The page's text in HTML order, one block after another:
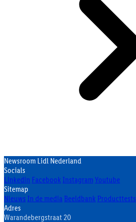
Newsroom Lidl Nederland
Socials
Linkedin Facebook Instagram Youtube
Sitemap
Nieuws In de media Beeldbank Producttests
Adres
Warandebergstraat 20